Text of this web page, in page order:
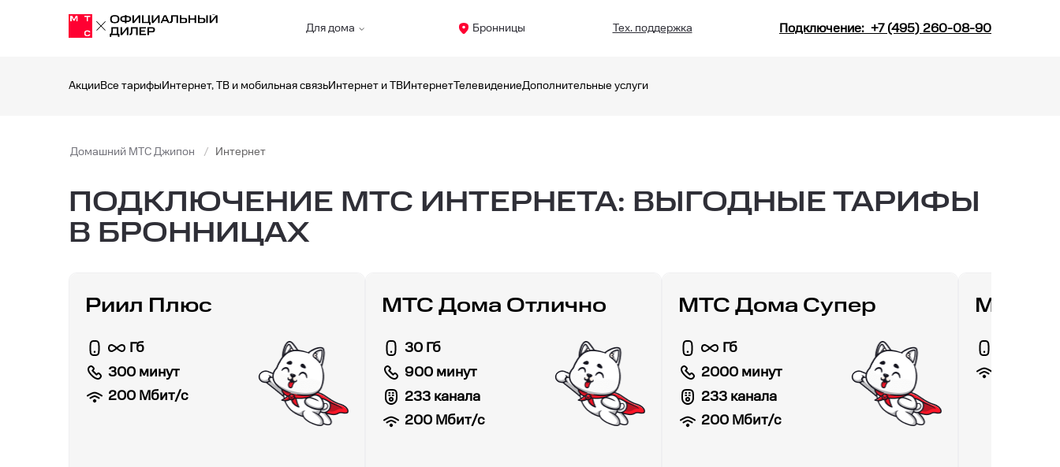
Для дома Бронницы Тех. поддержка Подключение: +7 (495) 260-08-90
АкцииВсе тарифыИнтернет, ТВ и мобильная связьИнтернет и ТВИнтернетТелевидениеДополнительные услуги
Домашний МТС Джипон Интернет
ПОДКЛЮЧЕНИЕ МТС ИНТЕРНЕТА: ВЫГОДНЫЕ ТАРИФЫ
В БРОННИЦАХ
Риил Плюс
Гб
300 минут
200 Мбит/с
МТС Дома Отлично
30 Гб
900 минут
233 канала
200Мбит/с
МТС Дома Супер
Гб
2000 минут
233 канала
200Мбит/с
МТС